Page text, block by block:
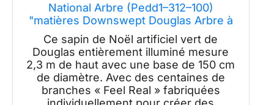
National Arbre (Pedd1–312–100)
"matières Downswept Douglas Arbre à
charnière avec 1000 Clair lumières
Traditionnelle 7.5' Vert
Ce sapin de Noël artificiel vert de
Douglas entièrement illuminé mesure
2,3 m de haut avec une base de 150 cm
de diamètre. Avec des centaines de
branches « Feel Real » fabriquées